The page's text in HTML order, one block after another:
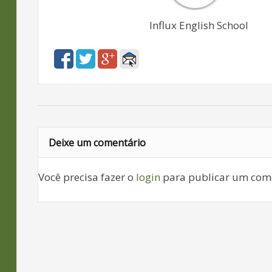
Influx English School
Deixe um comentário
Você precisa fazer o login para publicar um